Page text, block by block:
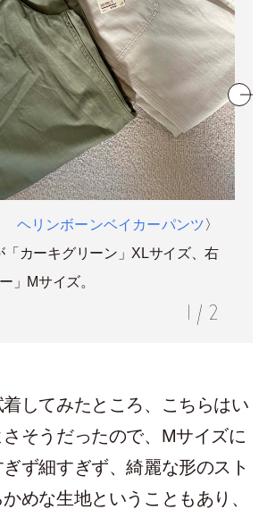
ヘリンボーンベイカーパンツ〉
「カーキグリーン」XLサイズ、右
」Mサイズ。
1 / 2
してみたところ、こちらはい
そうだったので、Mサイズに
ず細すぎず、綺麗な形のスト
めな生地ということもあり、